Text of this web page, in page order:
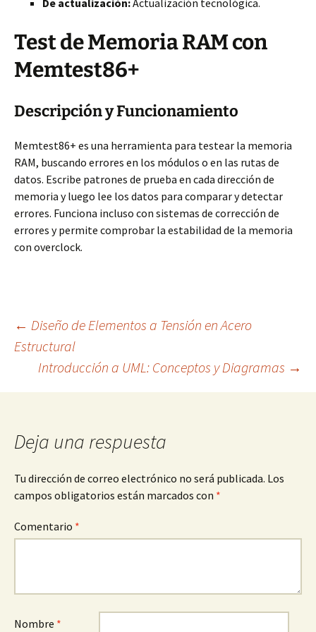
De actualización:Actualización tecnológica.
Test de Memoria RAM con
Memtest86+
Descripción y Funcionamiento
Memtest86+ es una herramienta para testear la memoria
RAM, buscando errores en los módulos o en las rutas de
datos. Escribe patrones de prueba en cada dirección de
memoria y luego lee los datos para comparar y detectar
errores. Funciona incluso con sistemas de corrección de
errores y permite comprobar la estabilidad de la memoria
con overclock.
Navegación
← Diseño de Elementos a Tensión en Acero
Estructural
Introducción a UML: Conceptos y Diagramas →
Deja una respuesta
Tu dirección de correo electrónico no será publicada. Los
campos obligatorios están marcados con *
Comentario *
Nombre *